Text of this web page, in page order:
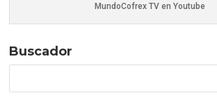
MundoCofrex TV en Youtube
Buscador